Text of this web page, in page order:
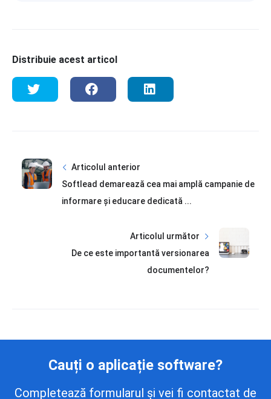
Distribuie acest articol
Articolul anterior
Softlead demarează cea mai amplă campanie de
informare și educare dedicată ...
Articolul următor
De ce este importantă versionarea
documentelor?
Cauți o aplicație software?
Completează formularul și vei fi contactat de